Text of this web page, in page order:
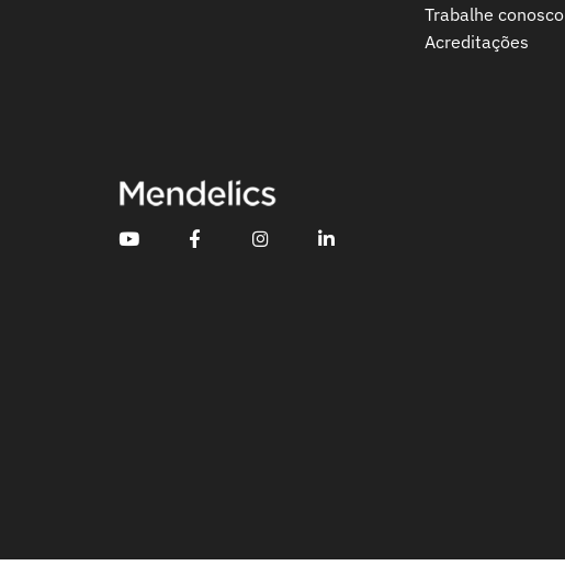
Trabalhe conosco
Acreditações